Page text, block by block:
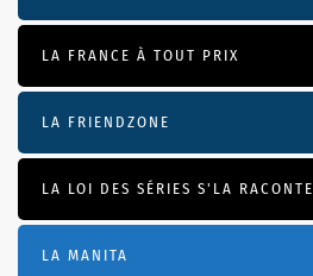
LA FRANCE À TOUT PRIX
LA FRIENDZONE
LA LOI DES SÉRIES S'LA RACONTE
LA MANITA